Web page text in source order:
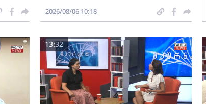
2026/08/06 10:18
13:32